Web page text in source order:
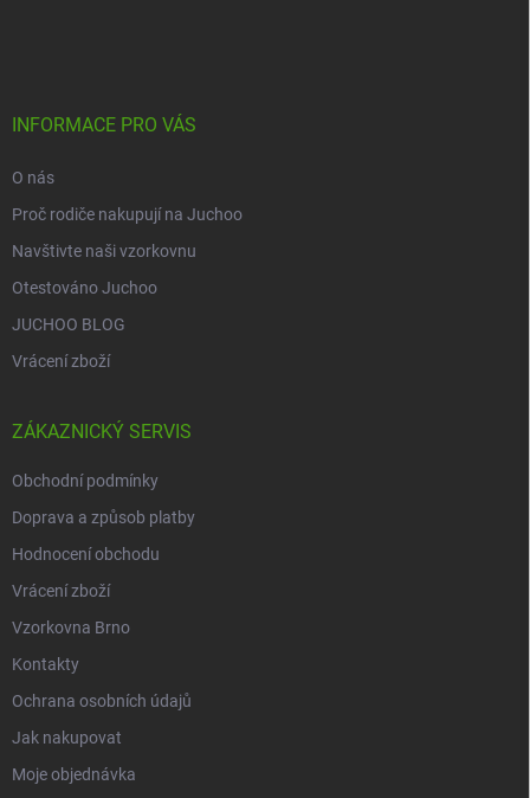
INFORMACE PRO VÁS
O nás
Proč rodiče nakupují na Juchoo
Navštivte naši vzorkovnu
Otestováno Juchoo
JUCHOO BLOG
Vrácení zboží
ZÁKAZNICKÝ SERVIS
Obchodní podmínky
Doprava a způsob platby
Hodnocení obchodu
Vrácení zboží
Vzorkovna Brno
Kontakty
Ochrana osobních údajů
Jak nakupovat
Moje objednávka